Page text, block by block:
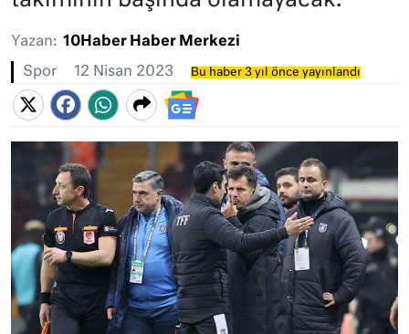
Yazan: 10Haber Haber Merkezi
Spor 12 Nisan 2023 Bu haber 3 yıl önce yayınlandı